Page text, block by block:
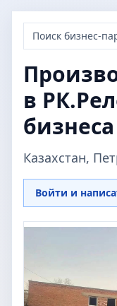
Поиск бизнес-
в
Казахстан,
Войти и